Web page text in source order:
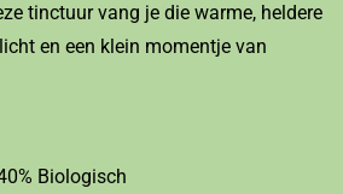
tinctuur vang je die warme, heldere
en een klein momentje van
Biologisch